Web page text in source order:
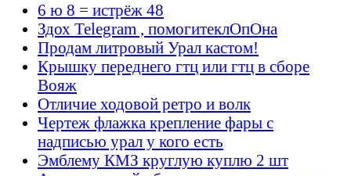
6 ю 8 = истрёж 48
Здох Telegram , помогитеклОпОна
Продам литровый Урал кастом!
Крышку переднего гтц или гтц в сборе
Вояж
Отличие ходовой ретро и волк
Чертеж флажка крепление фары с
надписью урал у кого есть
Эмблему КМЗ круглую куплю 2 шт